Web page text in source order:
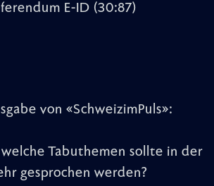
E-ID (30:87)
von «SchweizimPuls»:
Tabuthemen sollte in der
gesprochen werden?